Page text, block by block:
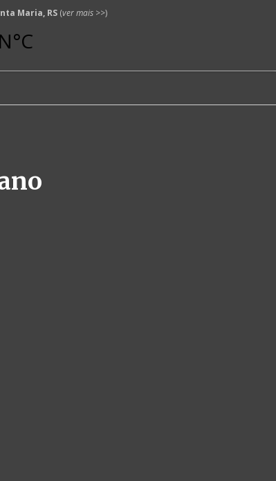
Maria, RS (ver mais >>)